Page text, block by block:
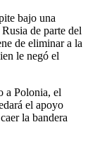
bajo una
de parte del
de eliminar a la
le negó el
a Polonia, el
el apoyo
la bandera